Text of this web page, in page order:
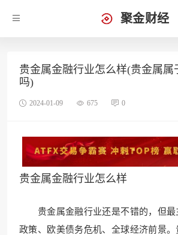
聚金财经
贵金属金融行业怎么样(贵金属属
吗)
2024-01-09 675 0
贵金属金融行业怎么样
贵金属金融行业还是不错的，但最
政策、欧美债务危机、全球经济前景。